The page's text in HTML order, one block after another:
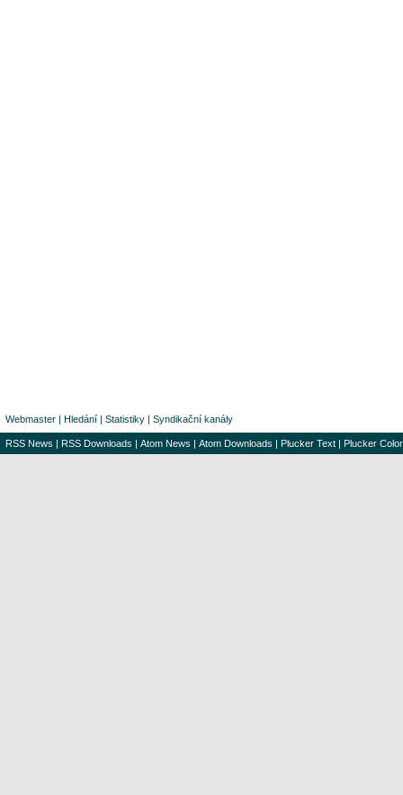
Webmaster | Hledání | Statistiky | Syndikační kanály
RSS News | RSS Downloads | Atom News | Atom Downloads | Plucker Text | Plucker Color